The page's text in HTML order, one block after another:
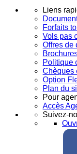
Liens
Forfaits
Vols pas
Offres de
Politique
Chèques
Option
Plan du
Pour
Accès
Suivez-